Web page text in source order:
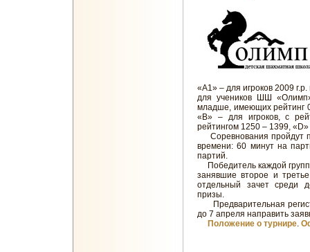
«А1» – для игроков 2009
для учеников ШШ
младше, имеющих рейтинг
«В» – для игроков, с
рейтингом 1250 – 1399,
Соревнования пройдут
времени: 60 минут на
партий.
Победитель каждой
занявшие второе и
отдельный зачет среди
призы.
Предварительная
до 7 апреля направить
Положение о турнире.